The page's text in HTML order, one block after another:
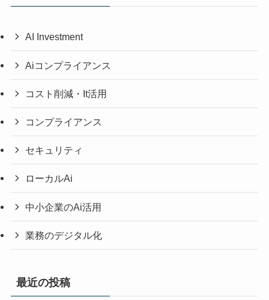
AI Investment
Aiコンプライアンス
コスト削減・It活用
コンプライアンス
セキュリティ
ローカルAi
中小企業のAi活用
業務のデジタル化
最近の投稿